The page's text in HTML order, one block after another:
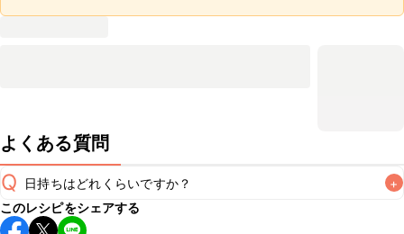
よくある質問
Q 日持ちはどれくらいですか？ +
保存期間は冷蔵で翌日中が目安です。なるべくお早めにお召
このレシピをシェアする